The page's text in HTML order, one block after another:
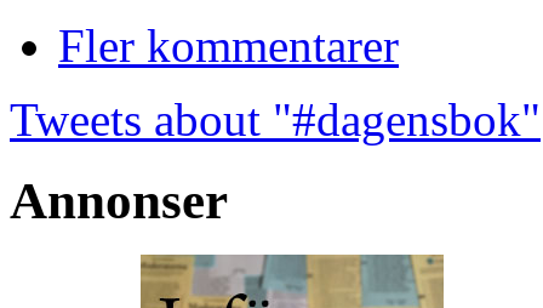
Fler kommentarer
Tweets about "#dagensbok"
Annonser